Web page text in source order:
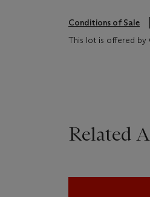
Conditions of Sale
This lot is offered by
Related